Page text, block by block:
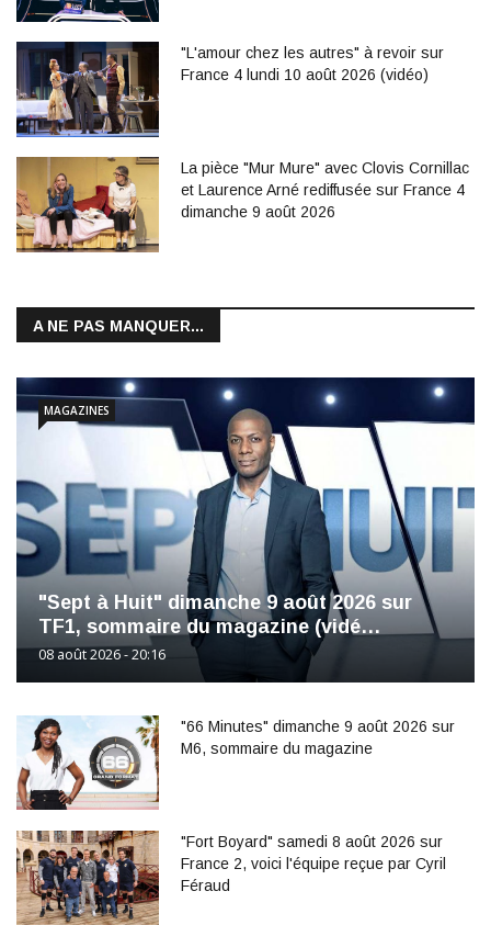
"L'amour chez les autres" à revoir sur
France 4 lundi 10 août 2026 (vidéo)
La pièce "Mur Mure" avec Clovis Cornillac
et Laurence Arné rediffusée sur France 4
dimanche 9 août 2026
A NE PAS MANQUER...
"Sept à Huit" dimanche 9 août 2026 sur
TF1, sommaire du magazine (vidé…
08 août 2026 - 20:16
MAGAZINES
"66 Minutes" dimanche 9 août 2026 sur
M6, sommaire du magazine
"Fort Boyard" samedi 8 août 2026 sur
France 2, voici l'équipe reçue par Cyril
Féraud